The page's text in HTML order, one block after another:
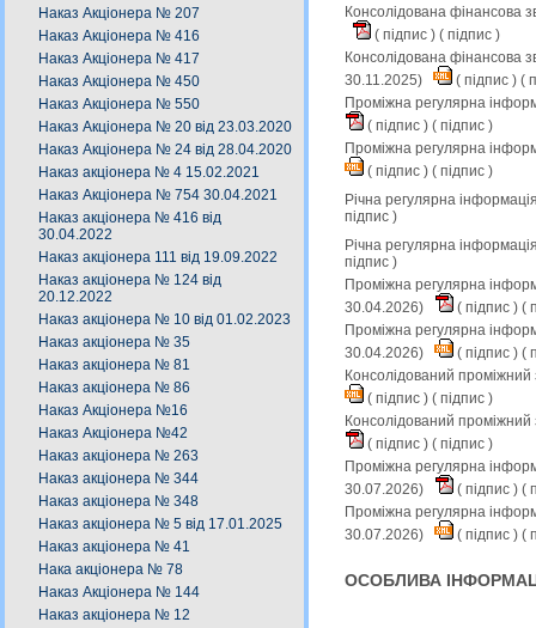
Наказ Акціонера № 207
Наказ Акціонера № 416
Наказ Акціонера № 417
Наказ Акціонера № 450
Наказ Акціонера № 550
Наказ Акціонера № 20 від 23.03.2020
Наказ Акціонера № 24 від 28.04.2020
Наказ акціонера № 4 15.02.2021
Наказ Акціонера № 754 30.04.2021
Наказ акціонера № 416 від
30.04.2022
Наказ акціонера 111 від 19.09.2022
Наказ акціонера № 124 від
20.12.2022
Наказ акціонера № 10 від 01.02.2023
Наказ акціонера № 35
Наказ акціонера № 81
Наказ акціонера № 86
Наказ Акціонера №16
Наказ Акціонера №42
Наказ акціонера № 263
Наказ акціонера № 344
Наказ акціонера № 348
Наказ акціонера № 5 від 17.01.2025
Наказ акціонера № 41
Нака акціонера № 78
Наказ Акціонера № 144
Наказ акціонера № 12
Консолідована фінансова
( підпис ) ( підпис )
Консолідована фінансова
30.11.2025)
( підпис ) (
Проміжна регулярна
( підпис ) ( підпис )
Проміжна регулярна
( підпис ) ( підпис )
Річна регулярна
підпис )
Річна регулярна
підпис )
Проміжна регулярна
30.04.2026)
( підпис ) (
Проміжна регулярна
30.04.2026)
( підпис ) (
Консолідований
( підпис ) ( підпис )
Консолідований
( підпис ) ( підпис )
Проміжна регулярна
30.07.2026)
( підпис ) (
Проміжна регулярна
30.07.2026)
( підпис ) (
ОСОБЛИВА